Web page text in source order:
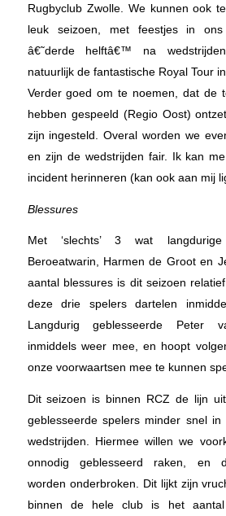
Rugbyclub Zwolle. We kunnen ook
leuk seizoen, met feestjes in
â€˜derde helftâ€™ na
natuurlijk de fantastische Royal Tour
Verder goed om te noemen, dat de
hebben gespeeld (Regio Oost)
zijn ingesteld. Overal worden we
en zijn de wedstrijden fair. Ik kan
incident herinneren (kan ook aan mij
Blessures
Met ‘slechts’ 3 wat
Beroeatwarin, Harmen de Groot en
aantal blessures is dit seizoen
deze drie spelers dartelen
Langdurig geblesseerde Peter
inmiddels weer mee, en hoopt
onze voorwaartsen mee te kunnen
Dit seizoen is binnen RCZ de lijn
geblesseerde spelers minder snel
wedstrijden. Hiermee willen we
onnodig geblesseerd raken, en
worden onderbroken. Dit lijkt zijn
binnen de hele club is het aantal